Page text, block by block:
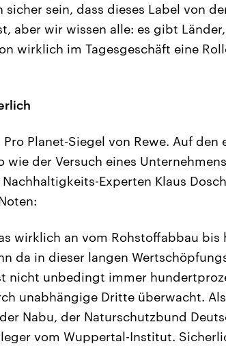
sicher sein, dass dieses Label von
aber wir wissen alle: es gibt
wirklich im Tagesgeschäft eine
Planet-Siegel von Rewe. Auf
wie der Versuch eines
Experten Klaus
wirklich an vom Rohstoffabbau
da in dieser langen
nicht unbedingt immer
unabhängige Dritte überwacht.
Nabu, der Naturschutzbund
vom Wuppertal-Institut.